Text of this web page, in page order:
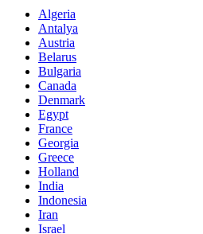
Algeria
Antalya
Austria
Belarus
Bulgaria
Canada
Denmark
Egypt
France
Georgia
Greece
Holland
India
Indonesia
Iran
Israel